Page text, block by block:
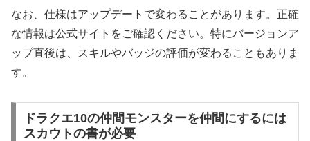
なお、仕様はアップデートで変わることがあります。正確
な情報は公式サイトをご確認ください。特にバージョンア
ップ直後は、スキルやバッジの評価が変わることもありま
す。
ドラクエ10の仲間モンスターを仲間にするには
スカウトの書が必要